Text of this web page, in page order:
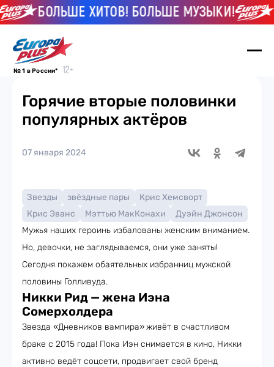
БОЛЬШЕ ХИТОВ! БОЛЬШЕ МУЗЫКИ!
№ 1 в России*
Горячие вторые половинки
популярных актёров
07 января 2024
Звезды звёздные пары
Крис Хемсворт
Крис Эванс
Мэттью МакКонахи
Дуэйн Джонсон
Мужья наших героинь избалованы женским вниманием.
Но, девочки, не заглядываемся, они уже заняты!
Сегодня покажем обаятельных избранниц мужской
половины Голливуда.
Никки Рид — жена Иэна
Сомерхолдера
Звезда «Дневников вампира»живёт в счастливом
браке с 2015 года! Пока Иэн снимается в кино, Никки
активно ведёт соцсети, продвигает свой бренд